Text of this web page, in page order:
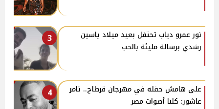
3
نور عمرو دياب تحتفل بعيد ميلاد ياسين
رشدي برسالة مليئة بالحب
4
على هامش حفله في مهرجان قرطاج.. تامر
عاشور: كلنا أصوات مصر